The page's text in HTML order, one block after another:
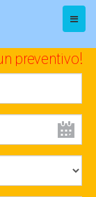
Menu
preventivo!